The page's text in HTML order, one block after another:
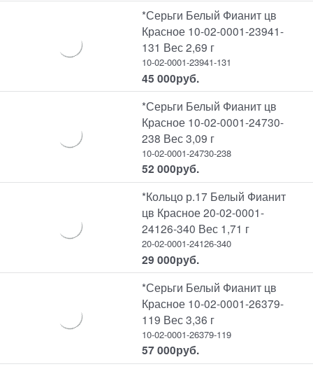
*Серьги Белый Фианит цв
Красное 10-02-0001-23941-
131 Вес 2,69 г
10-02-0001-23941-131
45 000руб.
*Серьги Белый Фианит цв
Красное 10-02-0001-24730-
238 Вес 3,09 г
10-02-0001-24730-238
52 000руб.
*Кольцо р.17 Белый Фианит
цв Красное 20-02-0001-
24126-340 Вес 1,71 г
20-02-0001-24126-340
29 000руб.
*Серьги Белый Фианит цв
Красное 10-02-0001-26379-
119 Вес 3,36 г
10-02-0001-26379-119
57 000руб.